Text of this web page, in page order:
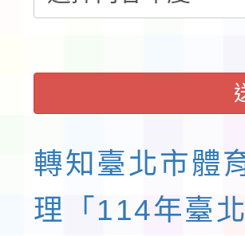
轉知臺北市體
理「114年臺